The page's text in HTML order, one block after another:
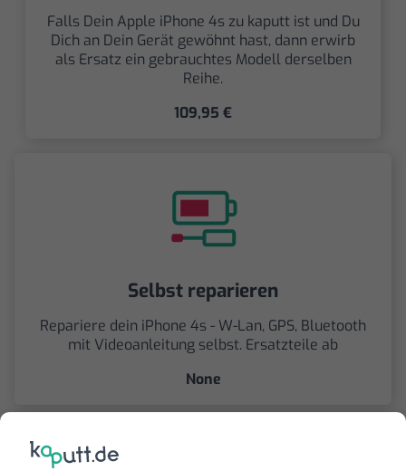
Falls Dein Apple iPhone 4s zu kaputt ist und Du
Dich an Dein Gerät gewöhnt hast, dann erwirb
als Ersatz ein gebrauchtes Modell derselben
Reihe.
109,95 €
Selbst reparieren
Repariere dein iPhone 4s - W-Lan, GPS, Bluetooth
mit Videoanleitung selbst. Ersatzteile ab
None